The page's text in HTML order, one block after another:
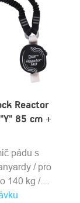
Reactor
85 cm +
pádu s
/ pro
140 kg /
a spojek /